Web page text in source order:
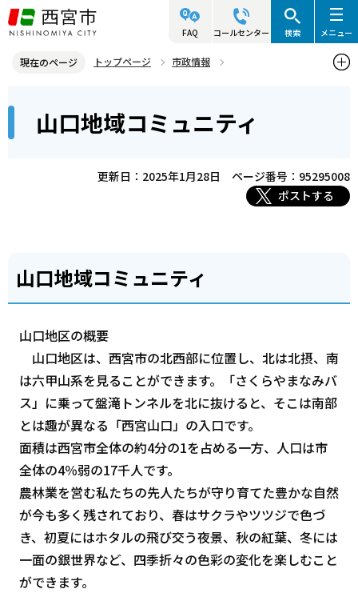
こ
の
ジ
先
FAQ コールセンター 検索 メニュー
現在のページ トップページ
市政情報
西宮コミュニティ協会
山口地域コミュニティ
こ
山口地域コミュニティ
更新日：2025年1月28日
ページ番号：95295008
ポストする
山口地域コミュニティ
山口地区の概要
山口地区は、西宮市の北西部に位置し、北は北摂、南
は六甲山系を見ることができます。「さくらやまなみバ
ス」に乗って盤滝トンネルを北に抜けると、そこは南部
とは趣が異なる「西宮山口」の入口です。
面積は西宮市全体の約4分の1を占める一方、人口は市
全体の4％弱の17千人です。
農林業を営む私たちの先人たちが守り育てた豊かな自然
が今も多く残されており、春はサクラやツツジで色づ
き、初夏にはホタルの飛び交う夜景、秋の紅葉、冬には
一面の銀世界など、四季折々の色彩の変化を楽しむこと
ができます。